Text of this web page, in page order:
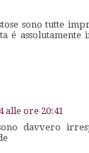
sono tutte
é
alle ore 20:41
davvero